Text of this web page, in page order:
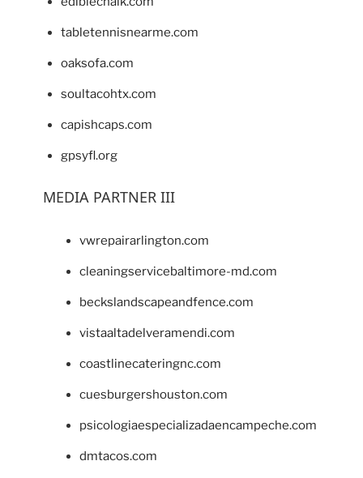
tabletennisnearme.com
oaksofa.com
soultacohtx.com
capishcaps.com
gpsyfl.org
MEDIA PARTNER III
vwrepairarlington.com
cleaningservicebaltimore-md.com
beckslandscapeandfence.com
vistaaltadelveramendi.com
coastlinecateringnc.com
cuesburgershouston.com
psicologiaespecializadaencampeche.com
dmtacos.com